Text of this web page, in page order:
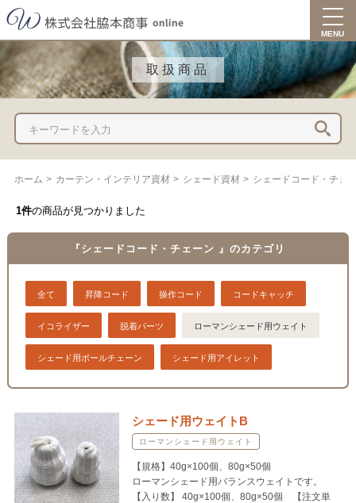
MENU
取扱商品
ホーム > カーテン・インテリア資材 > シェード資材 > シェードコード・チェ
1件の商品が見つかりました
『シェードコード・チェーン 』のカテゴリ
全て 昇降コード 操作コード コードキャッチ
イコライザー 脱着パーツ ローマンシェード用ウェイト
シェード用ボールチェーン シェード用アイレット
シェード用ウェイトB
ローマンシェード用ウェイト
【規格】40g×100個、80g×50個
ローマンシェード用バランスウェイトです。
【入り数】 40g×100個、80g×50個 【注文単